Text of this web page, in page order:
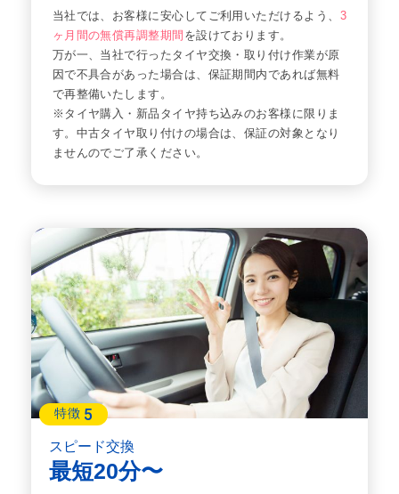
当社では、お客様に安心してご利用いただけるよう、 3
ヶ月間の無償再調整期間 を設けております。
万が一、当社で行ったタイヤ交換・取り付け作業が原
因で不具合があった場合は、保証期間内であれば無料
で再整備いたします。
※タイヤ購入・新品タイヤ持ち込みのお客様に限りま
す。中古タイヤ取り付けの場合は、保証の対象となり
ませんのでご了承ください。
特徴 5
スピード交換
最短20分〜